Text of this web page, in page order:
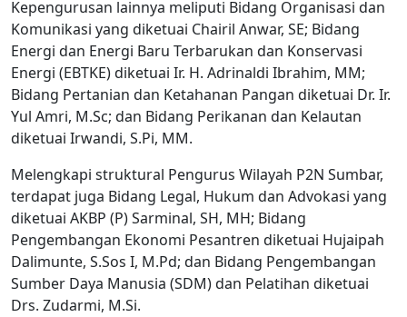
Kepengurusan lainnya meliputi Bidang Organisasi dan
Komunikasi yang diketuai Chairil Anwar, SE; Bidang
Energi dan Energi Baru Terbarukan dan Konservasi
Energi (EBTKE) diketuai Ir. H. Adrinaldi Ibrahim, MM;
Bidang Pertanian dan Ketahanan Pangan diketuai Dr. Ir.
Yul Amri, M.Sc; dan Bidang Perikanan dan Kelautan
diketuai Irwandi, S.Pi, MM.
Melengkapi struktural Pengurus Wilayah P2N Sumbar,
terdapat juga Bidang Legal, Hukum dan Advokasi yang
diketuai AKBP (P) Sarminal, SH, MH; Bidang
Pengembangan Ekonomi Pesantren diketuai Hujaipah
Dalimunte, S.Sos I, M.Pd; dan Bidang Pengembangan
Sumber Daya Manusia (SDM) dan Pelatihan diketuai
Drs. Zudarmi, M.Si.